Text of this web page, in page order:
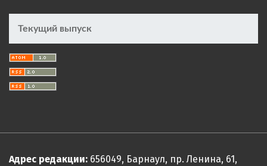
Текущий выпуск
Адрес редакции: 656049, Барнаул, пр. Ленина, 61,